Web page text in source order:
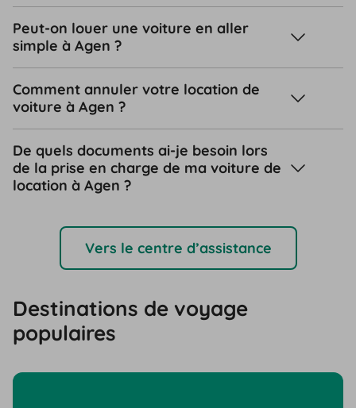
Peut-on louer une voiture en aller
simple à Agen ?
Comment annuler votre location de
voiture à Agen ?
De quels documents ai-je besoin lors
de la prise en charge de ma voiture de
location à Agen ?
Vers le centre d’assistance
Destinations de voyage
populaires